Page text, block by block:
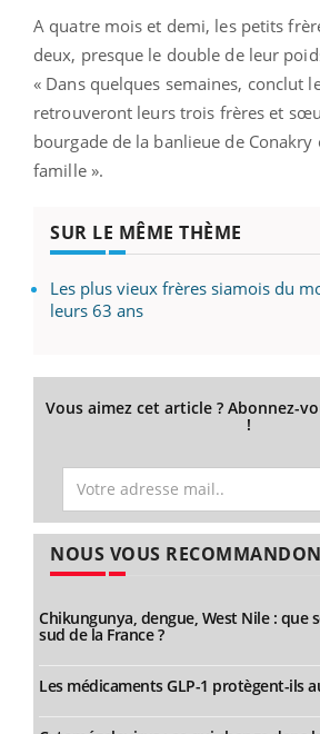
A quatre mois et demi, les petits
deux, presque le double de leur
« Dans quelques semaines, conclut
retrouveront leurs trois frères et
bourgade de la banlieue de
famille ».
SUR LE MÊME THÈME
Les plus vieux frères siamois du
leurs 63 ans
Vous aimez cet article ? Abonnez-
!
NOUS VOUS
Chikungunya, dengue, West Nile : que
sud de la France ?
Les médicaments GLP-1 protègent-ils